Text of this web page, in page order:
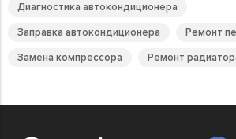
Диагностика автокондиционера
Заправка автокондиционера
Ремонт
Замена компрессора
Ремонт